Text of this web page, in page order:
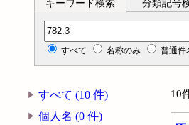
キーワード検索 分類記号
分類記号検索
すべて 名称のみ 普通件
すべて (10 件)
個人名 (0 件)
10